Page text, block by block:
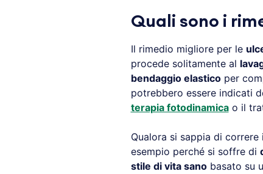
Quali sono i
Il rimedio migliore per le
procede solitamente al
bendaggio elasticoper
potrebbero essere indicati
terapia fotodinamicao il
Qualora si sappia di
esempio perché si soffre di
stile di vita sanobasato su